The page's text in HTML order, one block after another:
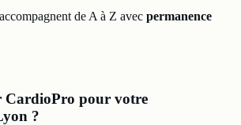
de A à Z avec permanence
CardioPro pour votre
?